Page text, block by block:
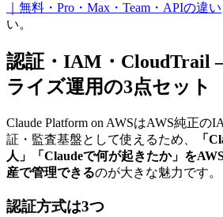
｜無料・Pro・Max・Team・APIの違い
い。
認証・IAM・CloudTrail
ライズ運用の3点セット
Claude Platform on AWSはAWS純正の
証・監査基盤として使えるため、
「
人」「Claudeで何が起きたか」を
産で管理できるのが大きな魅力です。
認証方式は3つ